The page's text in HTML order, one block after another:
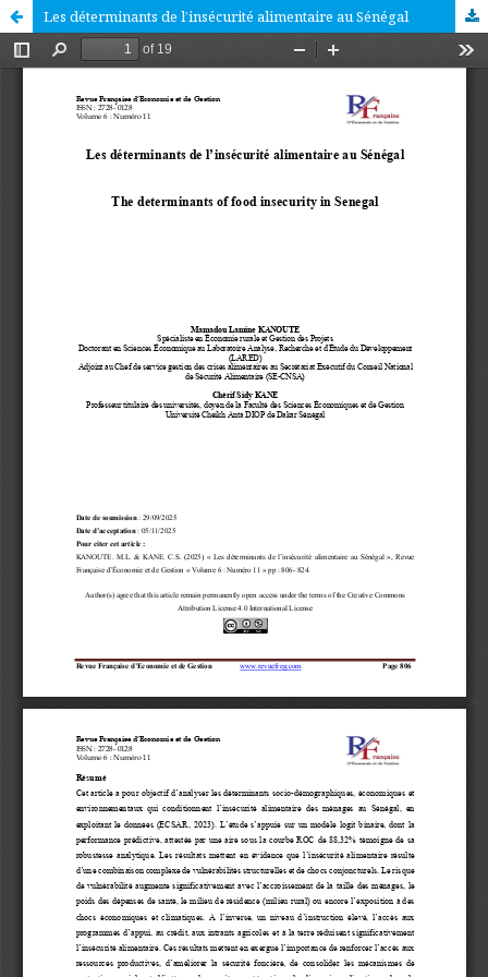
Les déterminants de l’insécurité alimentaire au Sénégal